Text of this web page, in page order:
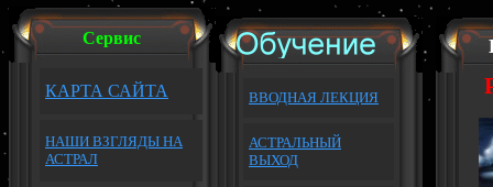
Сервис
КАРТА САЙТА
НАШИ ВЗГЛЯДЫ НА
АСТРАЛ
ВВОДНАЯ ЛЕКЦИЯ
АСТРАЛЬНЫЙ
ВЫХОД